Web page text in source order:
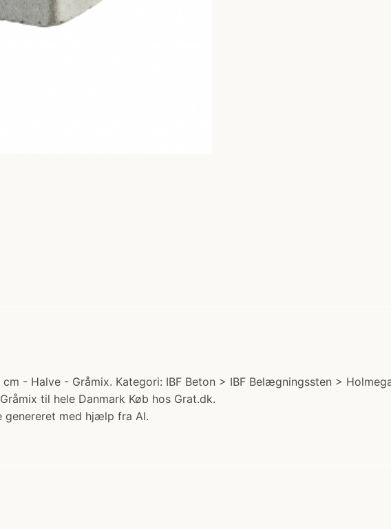
- Halve - Gråmix. Kategori: IBF Beton > IBF Belægningssten >
til hele Danmark Køb hos Grat.dk.
genereret med hjælp fra AI.